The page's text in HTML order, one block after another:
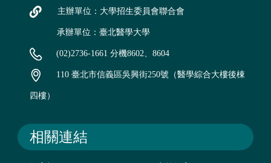
主辦單位：大學招生委員會聯合會
承辦單位：臺北醫學大學
(02)2736-1661 分機8602、8604
110 臺北市信義區吳興街250號（醫學綜合大樓後棟
四樓）
相關連結